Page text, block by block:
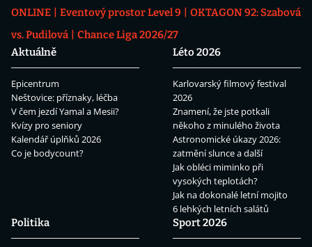
ONLINE
Eventový prostor Level 9
OKTAGON 92: Szabová
vs. Pudilová
Chance Liga 2026/27
Aktuálně
Epicentrum
Neštovice: příznaky, léčba
V čem jezdí Yamal a Mesii?
Kvízy pro seniory
Kalendář úplňků 2026
Co je bodycount?
Léto 2026
Karlovarský filmový festival
2026
Znamení, že jste potkali
někoho z minulého života
Astronomické úkazy 2026:
zatmění slunce a další
Jak obléci miminko při
vysokých teplotách?
Jak na dokonalé letní mojito
6 lehkých letních salátů
Politika
Sport 2026